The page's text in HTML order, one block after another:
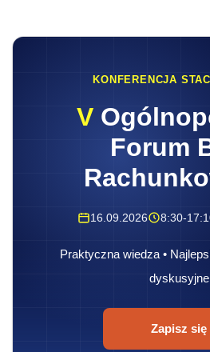
KONFERENCJA
V
Forum
16.09.2026 8:30-
Praktyczna wiedza •
dyskusyjne
Zapisz się